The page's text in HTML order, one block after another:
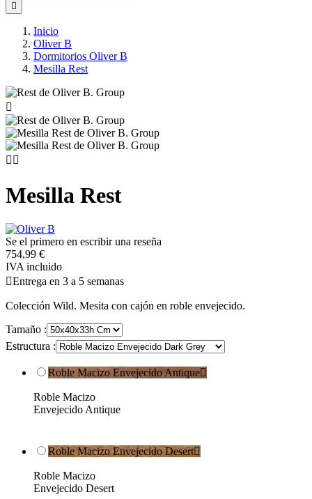

Inicio
Oliver B
Dormitorios Oliver B
Mesilla Rest

 
Mesilla Rest
Se el primero en escribir una reseña
754,99 €
IVA incluido
Entrega en 3 a 5 semanas
Colección Wild. Mesita con cajón en roble envejecido.
Tamaño :
Estructura :
Roble Macizo Envejecido Antique
Roble Macizo
Envejecido Antique
Roble Macizo Envejecido Desert
Roble Macizo
Envejecido Desert